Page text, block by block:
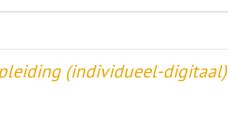
(individueel-digitaal)